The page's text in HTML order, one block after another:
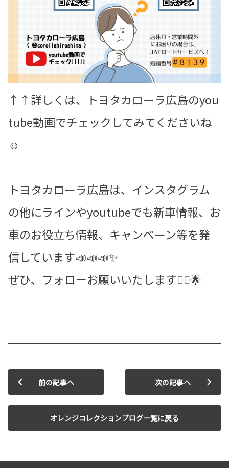
↑↑詳しくは、トヨタカローラ広島のyou
tube動画でチェックしてみてくださいね
☺️
トヨタカローラ広島は、インスタグラム
の他にラインやyoutubeでも新車情報、お
車のお役立ち情報、キャンペーン等を発
信しています📣📣📣✨ㅤㅤㅤㅤㅤㅤ
ぜひ、フォローお願いいたします🙇‍♀️🌟ㅤㅤㅤ
前の記事へ
オレンジコレクションブログ一覧に戻る
次の記事へ